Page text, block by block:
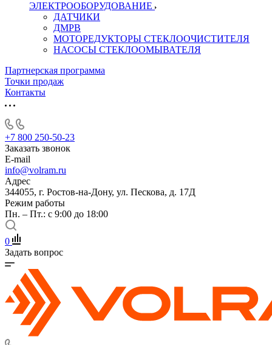
ЭЛЕКТРООБОРУДОВАНИЕ
ДАТЧИКИ
ДМРВ
МОТОРЕДУКТОРЫ СТЕКЛООЧИСТИТЕЛЯ
НАСОСЫ СТЕКЛООМЫВАТЕЛЯ
Партнерская программа
Точки продаж
Контакты
+7 800 250-50-23
Заказать звонок
E-mail
info@volram.ru
Адрес
344055, г. Ростов-на-Дону, ул. Пескова, д. 17Д
Режим работы
Пн. – Пт.: с 9:00 до 18:00
0
Задать вопрос